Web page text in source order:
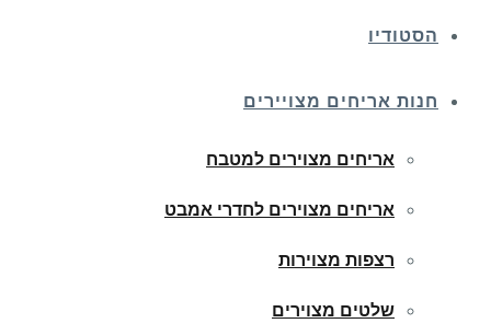
הסטודיו
חנות אריחים מצויירים
אריחים מצוירים למטבח
אריחים מצוירים לחדרי אמבט
רצפות מצוירות
שלטים מצוירים